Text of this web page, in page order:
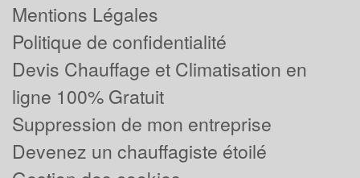
Mentions Légales
Politique de confidentialité
Devis Chauffage et Climatisation en
ligne 100% Gratuit
Suppression de mon entreprise
Devenez un chauffagiste étoilé